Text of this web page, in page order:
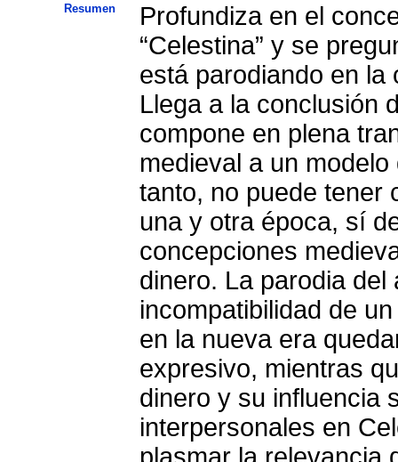
Resumen
Profundiza en el
“Celestina” y se
está parodiando en
Llega a la conclusión
compone en plena
medieval a un
tanto, no puede tener
una y otra época, sí
concepciones
dinero. La parodia
incompatibilidad de
en la nueva era
expresivo, mientras
dinero y su influencia
interpersonales en